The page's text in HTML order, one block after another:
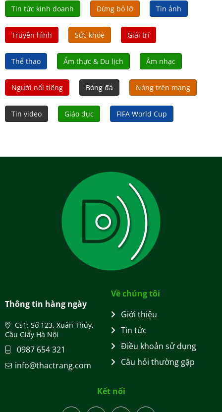
Tin tức kinh doanh Đừng bỏ lỡ Tin ảnh
Truyền hình Sức khỏe Giải trí
Thể thao Ẩm thực & Du lịch Âm nhạc
Người nổi tiếng Bóng đá Nóng trên mạng
Tin video Giáo dục FIFA World Cup
Thông tin hàng ngày
Cs1: Số 123, Xuân Thủy,
Cầu Giấy Hà Nội
0987 654 321
info@thactrang.com
Về chúng tôi
Giới thiệu
Tin tức
Điều khoản sử dụng
Câu hỏi thường gặp
Kết nối